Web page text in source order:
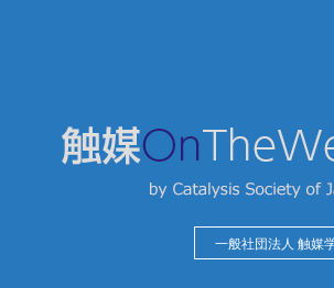
一般社団法人 触媒